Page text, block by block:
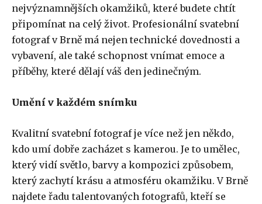
nejvýznamnějších okamžiků, které budete chtít
připomínat na celý život. Profesionální svatební
fotograf v Brně má nejen technické dovednosti a
vybavení, ale také schopnost vnímat emoce a
příběhy, které dělají váš den jedinečným.
Umění v každém snímku
Kvalitní svatební fotograf je více než jen někdo,
kdo umí dobře zacházet s kamerou. Je to umělec,
který vidí světlo, barvy a kompozici způsobem,
který zachytí krásu a atmosféru okamžiku. V Brně
najdete řadu talentovaných fotografů, kteří se